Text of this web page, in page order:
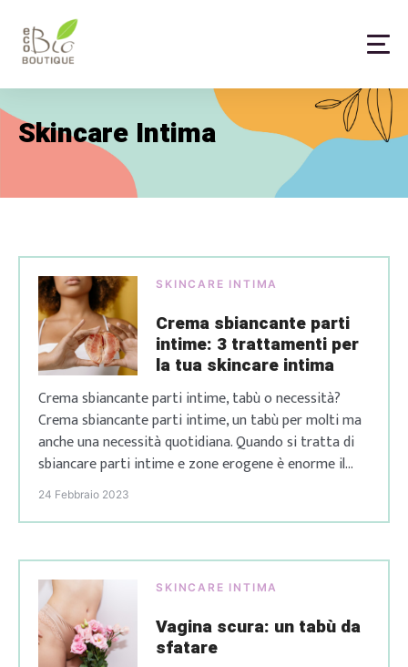
content
Skincare Intima
SKINCARE INTIMA
Crema sbiancante parti
intime: 3 trattamenti per
la tua skincare intima
Crema sbiancante parti intime, tabù o necessità?
Crema sbiancante parti intime, un tabù per molti ma
anche una necessità quotidiana. Quando si tratta di
sbiancare parti intime e zone erogene è enorme il
silenzio che si crea perché troppe persone soffrono di
risolverlo, portando avanti un disagio che […]
24 Febbraio 2023
SKINCARE INTIMA
Vagina scura: un tabù da
sfatare